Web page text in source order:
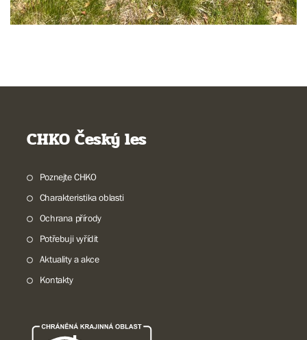
CHKO Český les
Poznejte CHKO
Charakteristika oblasti
Ochrana přírody
Potřebuji vyřídit
Aktuality a akce
Kontakty